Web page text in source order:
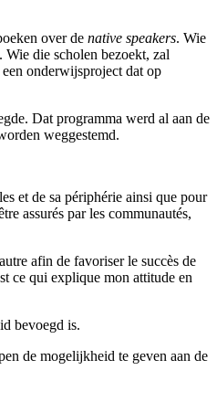
over de native speakers. Wie
Wie die scholen bezoekt, zal
onderwijsproject dat op
Dat programma werd al aan de
weggestemd.
et de sa périphérie ainsi que pour
assurés par les communautés,
afin de favoriser le succès de
ce qui explique mon attitude en
bevoegd is.
de mogelijkheid te geven aan de